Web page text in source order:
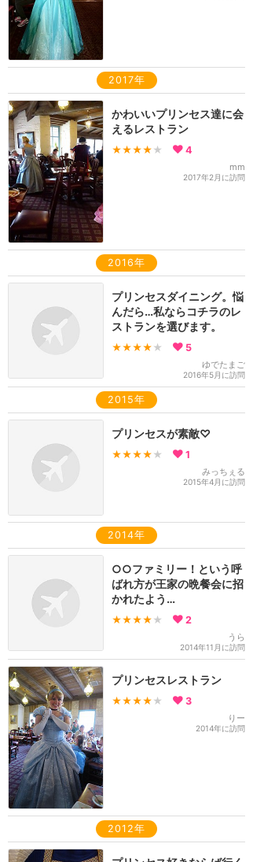
2017年
かわいいプリンセス達に会
えるレストラン
★★★★ ★ 4
mm
2017年2月に訪問
2016年
プリンセスダイニング。悩
んだら…私ならコチラのレ
ストランを選びます。
★★★★ ★ 5
ゆでたまご
2016年5月に訪問
2015年
プリンセスが素敵♡
★★★★ ★ 1
みっちぇる
2015年4月に訪問
2014年
○○ファミリー！という呼
ばれ方が王家の晩餐会に招
かれたよう…
★★★★ ★ 2
うら
2014年11月に訪問
プリンセスレストラン
★★★★ ★ 3
りー
2014年に訪問
2012年